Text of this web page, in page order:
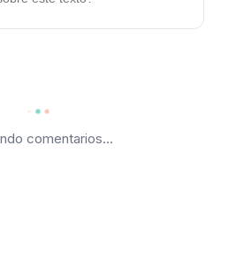
comentarios...